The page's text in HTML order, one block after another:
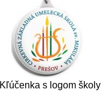
Kľúčenka s logom školy